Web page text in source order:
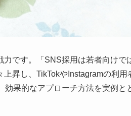
です。「SNS採用は若者向けで
昇し、TikTokやInstagramの利用
果的なアプローチ方法を実例と